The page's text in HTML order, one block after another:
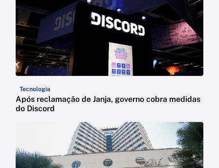
Tecnologia
Após reclamação de Janja, governo cobra medidas
do Discord